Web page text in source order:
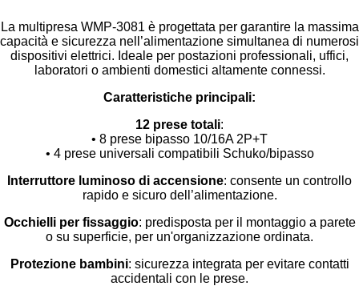
La multipresa WMP-3081 è progettata per garantire la massima
capacità e sicurezza nell’alimentazione simultanea di numerosi
dispositivi elettrici. Ideale per postazioni professionali, uffici,
laboratori o ambienti domestici altamente connessi.
Caratteristiche principali:
12 prese totali:
• 8 prese bipasso 10/16A 2P+T
• 4 prese universali compatibili Schuko/bipasso
Interruttore luminoso di accensione: consente un controllo
rapido e sicuro dell’alimentazione.
Occhielli per fissaggio: predisposta per il montaggio a parete
o su superficie, per un'organizzazione ordinata.
Protezione bambini: sicurezza integrata per evitare contatti
accidentali con le prese.